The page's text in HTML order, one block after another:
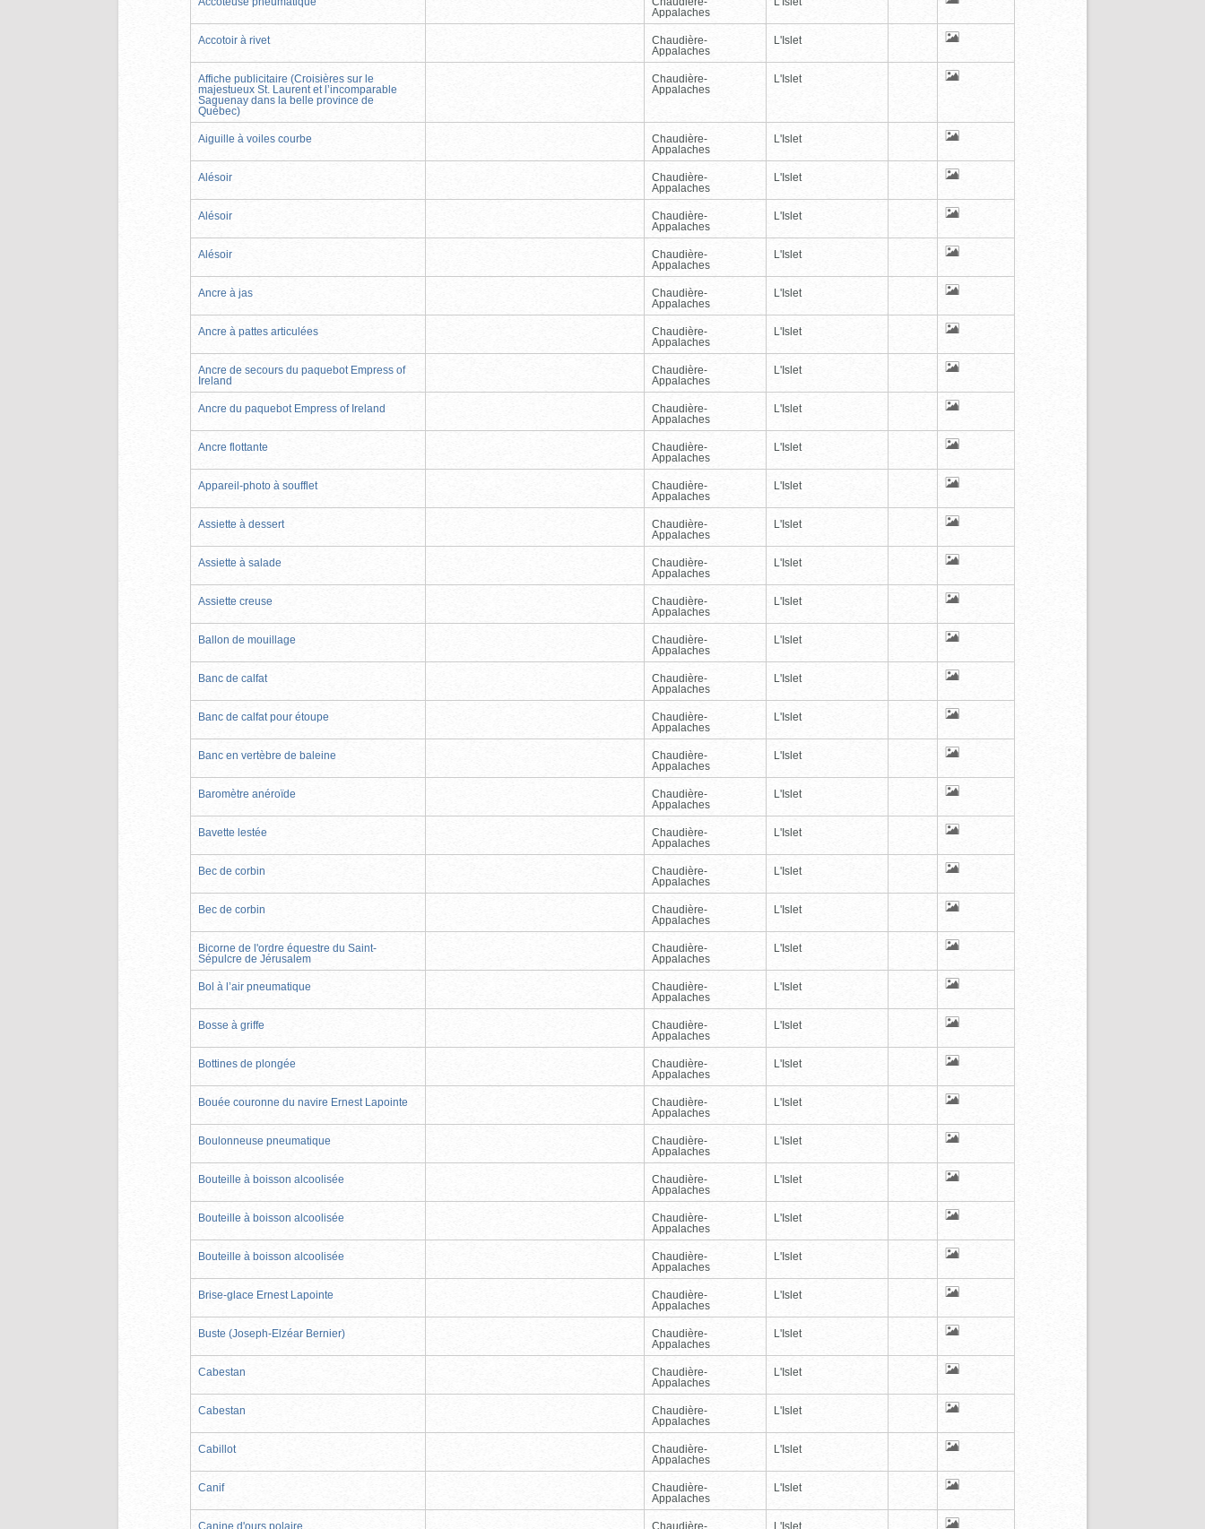
Appalaches
Accotoir à rivet
Chaudière-
Appalaches
L'Islet
Affiche publicitaire (Croisières sur le
majestueux St. Laurent et l’incomparable
Saguenay dans la belle province de
Québec)
Chaudière-
Appalaches
L'Islet
Aiguille à voiles courbe
Chaudière-
Appalaches
L'Islet
Alésoir
Chaudière-
Appalaches
L'Islet
Alésoir
Chaudière-
Appalaches
L'Islet
Alésoir
Chaudière-
Appalaches
L'Islet
Ancre à jas
Chaudière-
Appalaches
L'Islet
Ancre à pattes articulées
Chaudière-
Appalaches
L'Islet
Ancre de secours du paquebot Empress of
Ireland
Chaudière-
Appalaches
L'Islet
Ancre du paquebot Empress of Ireland
Chaudière-
Appalaches
L'Islet
Ancre flottante
Chaudière-
Appalaches
L'Islet
Appareil-photo à soufflet
Chaudière-
Appalaches
L'Islet
Assiette à dessert
Chaudière-
Appalaches
L'Islet
Assiette à salade
Chaudière-
Appalaches
L'Islet
Assiette creuse
Chaudière-
Appalaches
L'Islet
Ballon de mouillage
Chaudière-
Appalaches
L'Islet
Banc de calfat
Chaudière-
Appalaches
L'Islet
Banc de calfat pour étoupe
Chaudière-
Appalaches
L'Islet
Banc en vertèbre de baleine
Chaudière-
Appalaches
L'Islet
Baromètre anéroïde
Chaudière-
Appalaches
L'Islet
Bavette lestée
Chaudière-
Appalaches
L'Islet
Bec de corbin
Chaudière-
Appalaches
L'Islet
Bec de corbin
Chaudière-
Appalaches
L'Islet
Bicorne de l'ordre équestre du Saint-
Sépulcre de Jérusalem
Chaudière-
Appalaches
L'Islet
Bol à l’air pneumatique
Chaudière-
Appalaches
L'Islet
Bosse à griffe
Chaudière-
Appalaches
L'Islet
Bottines de plongée
Chaudière-
Appalaches
L'Islet
Bouée couronne du navire Ernest Lapointe
Chaudière-
Appalaches
L'Islet
Boulonneuse pneumatique
Chaudière-
Appalaches
L'Islet
Bouteille à boisson alcoolisée
Chaudière-
Appalaches
L'Islet
Bouteille à boisson alcoolisée
Chaudière-
Appalaches
L'Islet
Bouteille à boisson alcoolisée
Chaudière-
Appalaches
L'Islet
Brise-glace Ernest Lapointe
Chaudière-
Appalaches
L'Islet
Buste (Joseph-Elzéar Bernier)
Chaudière-
Appalaches
L'Islet
Cabestan
Chaudière-
Appalaches
L'Islet
Cabestan
Chaudière-
Appalaches
L'Islet
Cabillot
Chaudière-
Appalaches
L'Islet
Canif
Chaudière-
Appalaches
L'Islet
Canine d'ours polaire Chaudière- L'Islet